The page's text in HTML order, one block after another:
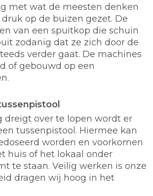
met wat de meesten denken
op de buizen gezet. De
van een spuitkop die schuin
zodanig dat ze zich door de
verder gaat. De machines
of gebouwd op een
dreigt over te lopen wordt er
tussenpistool. Hiermee kan
worden en voorkomen
huis of het lokaal onder
te staan. Veilig werken is onze
dragen wij hoog in het